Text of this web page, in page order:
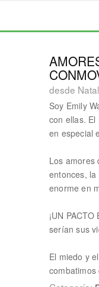
desde
Soy Emily
con ellas.
en especial
Los amores
entonces,
enorme en
¡UN
serían sus
El miedo y